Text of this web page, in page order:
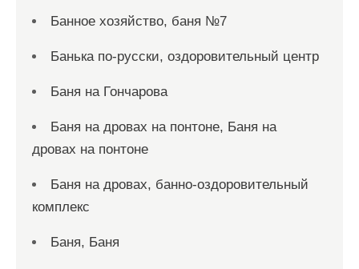
Банное хозяйство, баня №7
Банька по-русски, оздоровительный центр
Баня на Гончарова
Баня на дровах на понтоне, Баня на
дровах на понтоне
Баня на дровах, банно-оздоровительный
комплекс
Баня, Баня